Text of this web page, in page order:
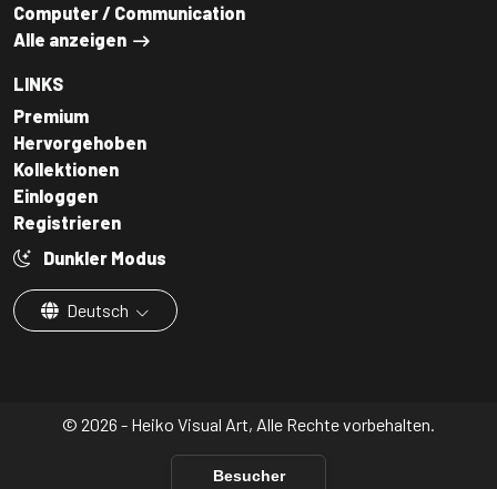
Computer / Communication
Alle anzeigen
LINKS
Premium
Hervorgehoben
Kollektionen
Einloggen
Registrieren
Dunkler Modus
Deutsch
© 2026 - Heiko Visual Art, Alle Rechte vorbehalten.
Besucher